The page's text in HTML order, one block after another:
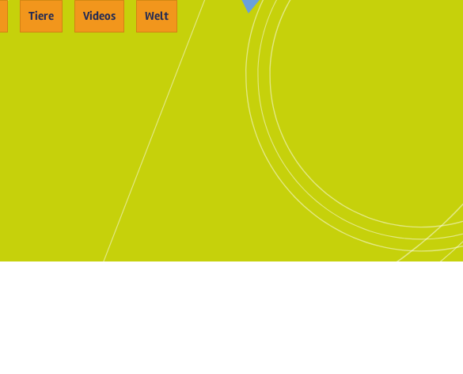
Tiere Videos Welt